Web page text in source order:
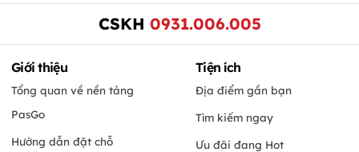
CSKH 0931.006.005
Giới thiệu
Tổng quan về nền tảng
PasGo
Hướng dẫn đặt chỗ
Tiện ích
Địa điểm gần bạn
Tìm kiếm ngay
Ưu đãi đang Hot